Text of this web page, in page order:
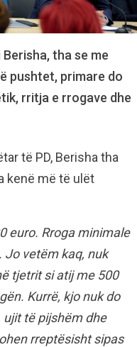
tha se me
pushtet, primare do
rritja e rrogave dhe
të PD, Berisha tha
kenë më të ulët
euro. Rroga minimale
Jo vetëm kaq, nuk
tjetrit si atij me 500
Kurrë, kjo nuk do
ujit të pijshëm dhe
rreptësisht sipas